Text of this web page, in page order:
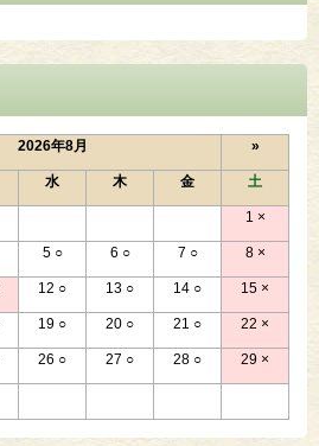
2026年8月 »
水 木 金 土
1 ×
5 ○ 6 ○ 7 ○ 8 ×
12 ○ 13 ○ 14 ○ 15 ×
19 ○ 20 ○ 21 ○ 22 ×
26 ○ 27 ○ 28 ○ 29 ×